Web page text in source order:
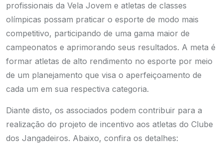
profissionais da Vela Jovem e atletas de classes
olímpicas possam praticar o esporte de modo mais
competitivo, participando de uma gama maior de
campeonatos e aprimorando seus resultados. A meta é
formar atletas de alto rendimento no esporte por meio
de um planejamento que visa o aperfeiçoamento de
cada um em sua respectiva categoria.
Diante disto, os associados podem contribuir para a
realização do projeto de incentivo aos atletas do Clube
dos Jangadeiros. Abaixo, confira os detalhes: